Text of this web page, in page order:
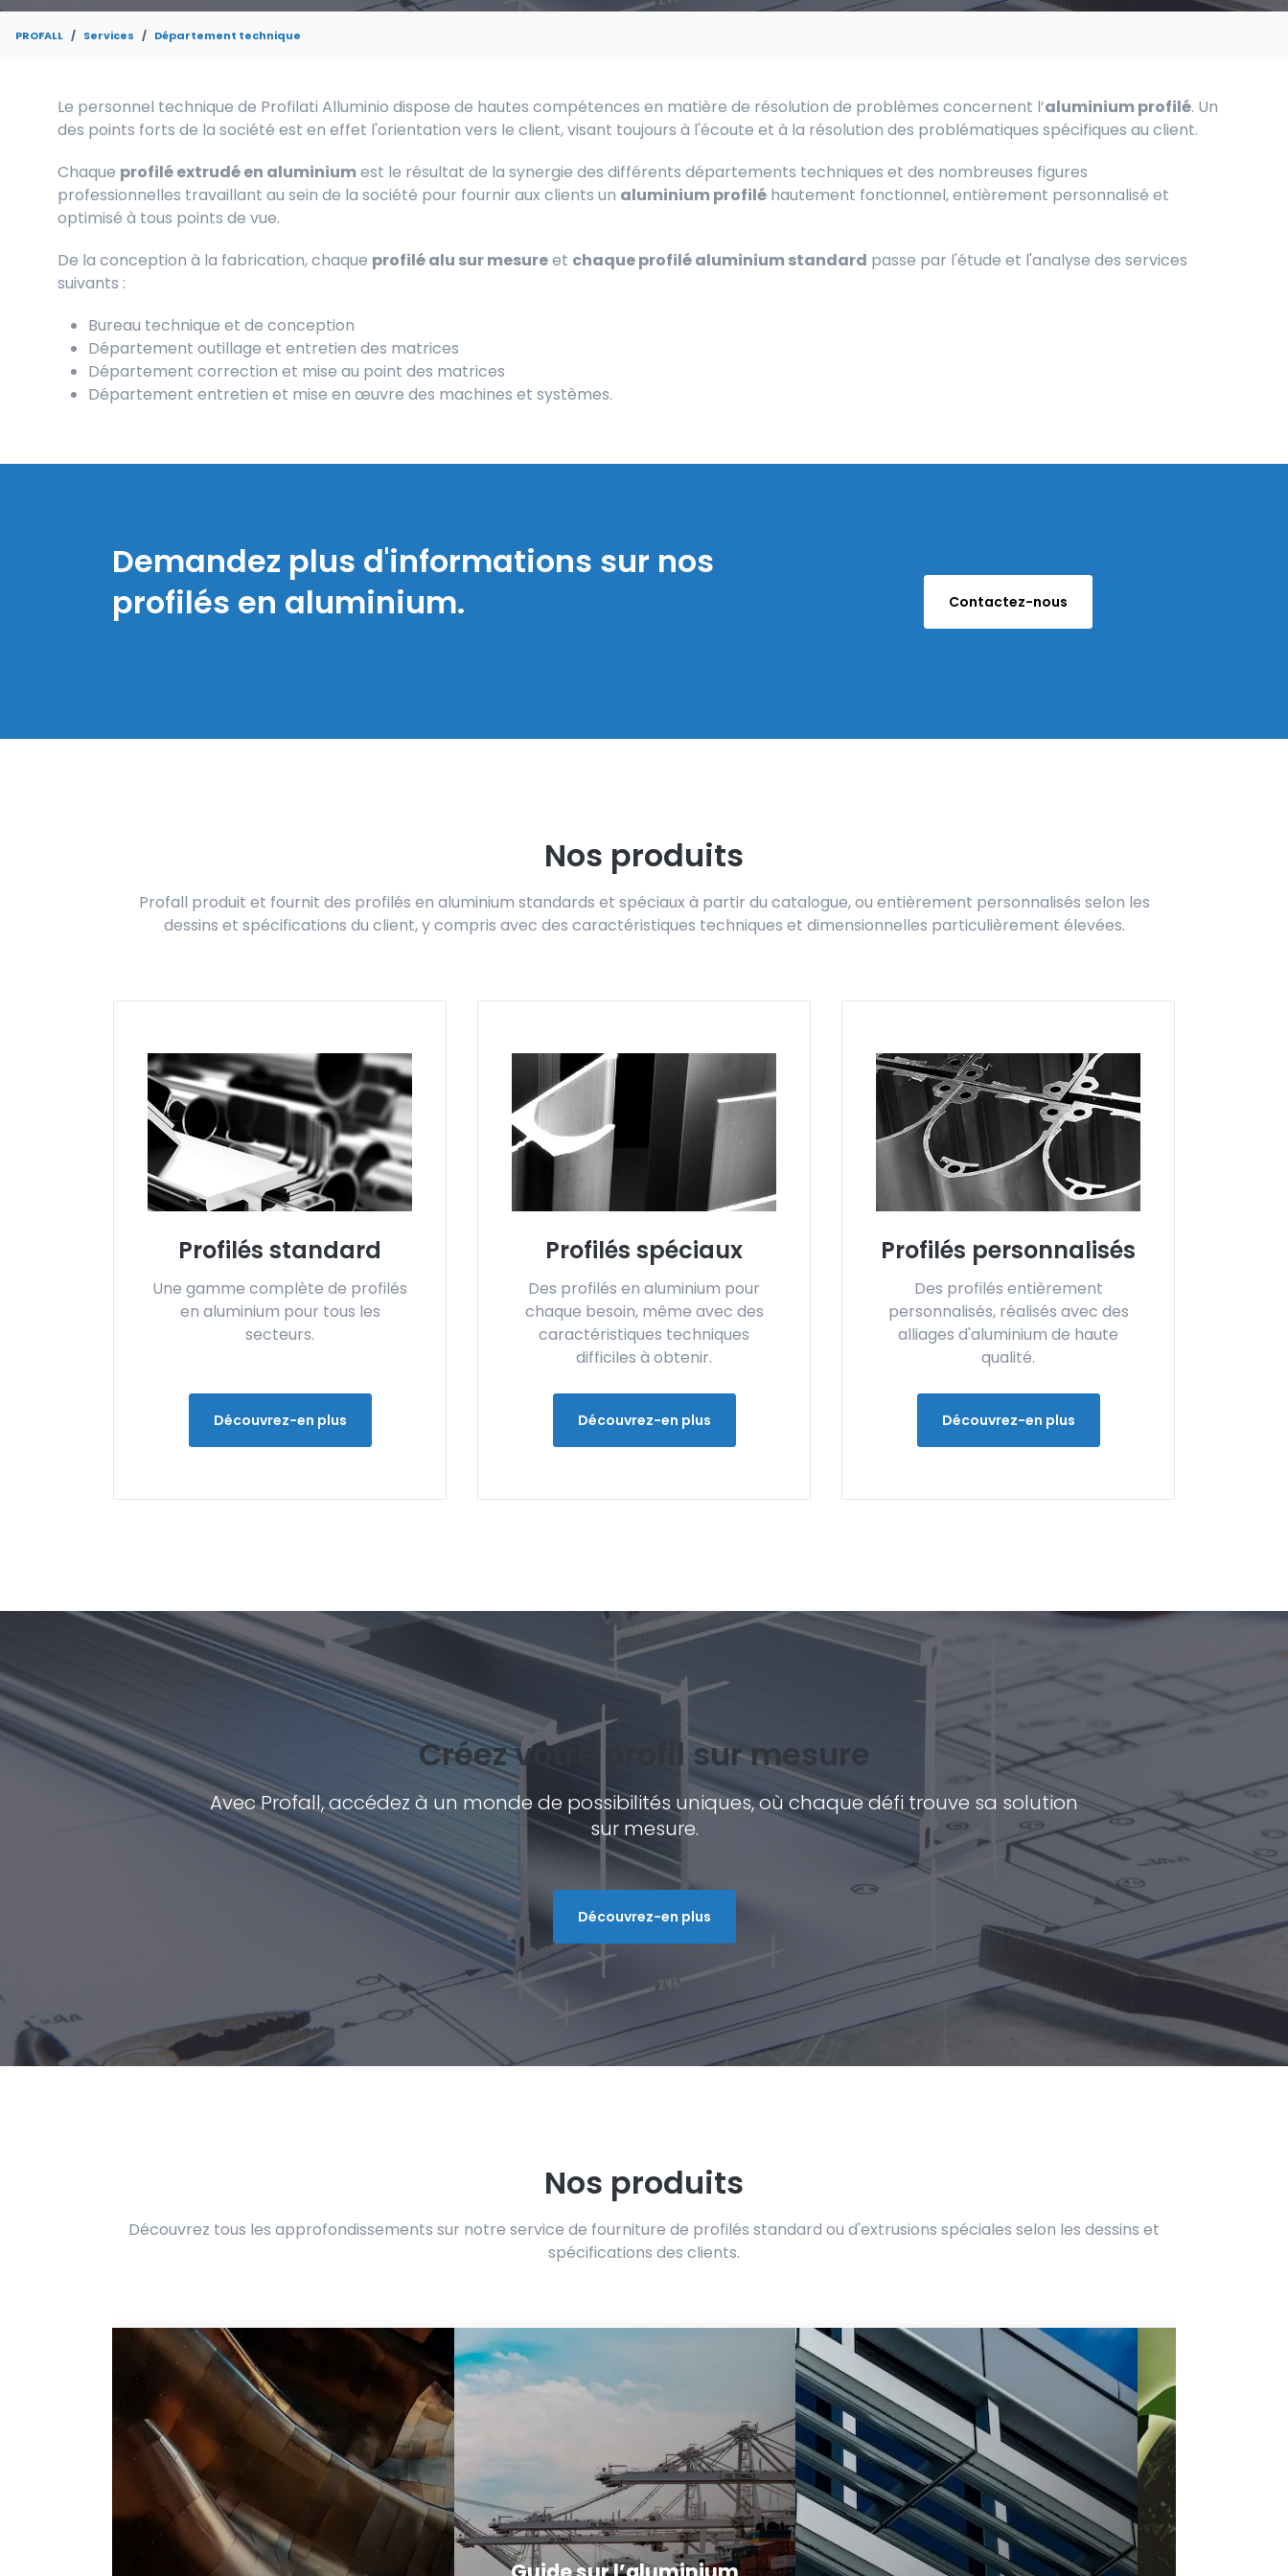
PROFALL Services Département technique
Le personnel technique de Profilati Alluminio dispose de hautes compétences en matière de résolution de problèmes concernent l’aluminium profilé. Un
des points forts de la société est en effet l'orientation vers le client, visant toujours à l'écoute et à la résolution des problématiques spécifiques au client.
Chaque profilé extrudé en aluminiumest le résultat de la synergie des différents départements techniques et des nombreuses figures
professionnelles travaillant au sein de la société pour fournir aux clients un aluminium profilé hautement fonctionnel, entièrement personnalisé et
optimisé à tous points de vue.
De la conception à la fabrication, chaque profilé alu sur mesureet chaque profilé aluminium standard passe par l'étude et l'analyse des services
suivants :
Bureau technique et de conception
Département outillage et entretien des matrices
Département correction et mise au point des matrices
Département entretien et mise en œuvre des machines et systèmes.
Demandez plus d'informations sur nos
profilés en aluminium.
Contactez-nous
Nos produits
Profall produit et fournit des profilés en aluminium standards et spéciaux à partir du catalogue, ou entièrement personnalisés selon les
dessins et spécifications du client, y compris avec des caractéristiques techniques et dimensionnelles particulièrement élevées.
Profilés standard
Une gamme complète de profilés
en aluminium pour tous les
secteurs.
Découvrez-en plus
Profilés spéciaux
Des profilés en aluminium pour
chaque besoin, même avec des
caractéristiques techniques
difficiles à obtenir.
Découvrez-en plus
Profilés personnalisés
Des profilés entièrement
personnalisés, réalisés avec des
alliages d'aluminium de haute
qualité.
Découvrez-en plus
Créez votre profil sur mesure
Avec Profall, accédez à un monde de possibilités uniques, où chaque défi trouve sa solution
sur mesure.
Découvrez-en plus
Nos produits
Découvrez tous les approfondissements sur notre service de fourniture de profilés standard ou d'extrusions spéciales selon les dessins et
spécifications des clients.